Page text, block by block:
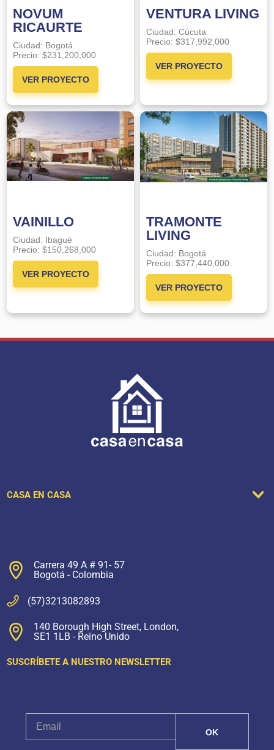
NOVUM
RICAURTE
Ciudad: Bogotá
Precio:$231,200,000
VER PROYECTO
VENTURA LIVING
Ciudad: Cúcuta
Precio: $317,992,000
VER PROYECTO
VAINILLO
Ciudad: Ibagué
Precio:$150,268,000
VER PROYECTO
TRAMONTE
LIVING
Ciudad: Bogotá
Precio: $377,440,000
VER PROYECTO
CASA EN CASA
Carrera 49 A # 91- 57
Bogotá - Colombia
(57)3213082893
140 Borough High Street, London,
SE1 1LB - Reino Unido
SUSCRÍBETE A NUESTRO NEWSLETTER